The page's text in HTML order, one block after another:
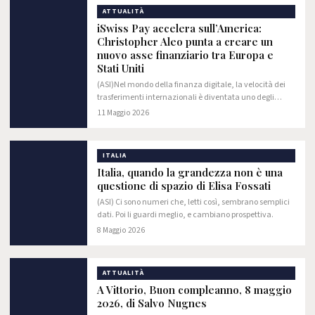
ATTUALITÀ
iSwiss Pay accelera sull’America:
Christopher Aleo punta a creare un
nuovo asse finanziario tra Europa e
Stati Uniti
(ASI)Nel mondo della finanza digitale, la velocità dei
trasferimenti internazionali è diventata uno degli
elementi più importanti per aziende, investitori e
11 Maggio 2026
ITALIA
Italia, quando la grandezza non è una
questione di spazio di Elisa Fossati
(ASI) Ci sono numeri che, letti così, sembrano semplici
dati. Poi li guardi meglio, e cambiano prospettiva.
8 Maggio 2026
ATTUALITÀ
A Vittorio, Buon compleanno, 8 maggio
2026, di Salvo Nugnes